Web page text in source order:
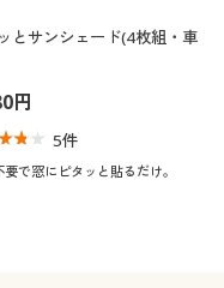
とサンシェード(4枚組・車
円
5件
要で窓にピタッと貼るだけ。